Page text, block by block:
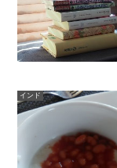
インド